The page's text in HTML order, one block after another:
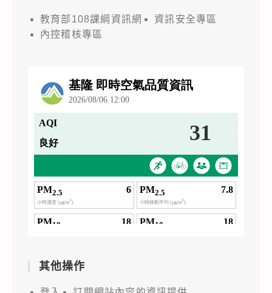
教育部108課綱資訊網
資訊安全專區
內控稽核專區
其他操作